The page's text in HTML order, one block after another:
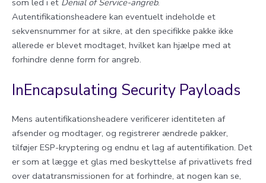
som led i et Denial of Service-angreb.
Autentifikationsheadere kan eventuelt indeholde et
sekvensnummer for at sikre, at den specifikke pakke ikke
allerede er blevet modtaget, hvilket kan hjælpe med at
forhindre denne form for angreb.
InEncapsulating Security Payloads
Mens autentifikationsheadere verificerer identiteten af
afsender og modtager, og registrerer ændrede pakker,
tilføjer ESP-kryptering og endnu et lag af autentifikation. Det
er som at lægge et glas med beskyttelse af privatlivets fred
over datatransmissionen for at forhindre, at nogen kan se,